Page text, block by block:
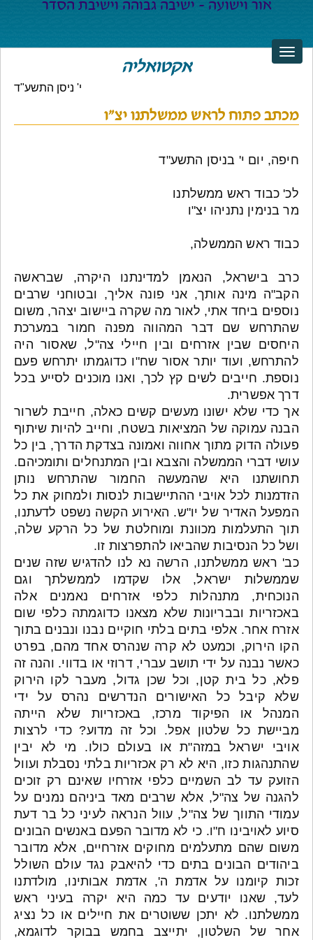
אקטואליה
י' ניסן התשע"ד
מכתב פתוח לראש ממשלתנו יצ"ו
חיפה, יום י' בניסן התשע"ד
לכ' כבוד ראש ממשלתנו
מר בנימין נתניהו יצ"ו
כבוד ראש הממשלה,
כרב בישראל, הנאמן למדינתנו היקרה, שבראשה
הקב"ה מינה אותך, אני פונה אליך, ובטוחני שרבים
נוספים ביחד אתי, לאור מה שקרה ביישוב יצהר, משום
שהתרחש שם דבר המהווה מפנה חמור במערכת
היחסים שבין אזרחים ובין חיילי צה"ל, שאסור היה
להתרחש, ועוד יותר אסור שח"ו כדוגמתו יתרחש פעם
נוספת. חייבים לשים קץ לכך, ואנו מוכנים לסייע בכל
דרך אפשרית.
אך כדי שלא ישונו מעשים קשים כאלה, חייבת לשרור
הבנה עמוקה של המציאות בשטח, וחייב להיות שיתוף
פעולה הדוק מתוך אחווה ואמונה בצדקת הדרך, בין כל
עושי דברי הממשלה והצבא ובין המתנחלים ותומכיהם.
תחושתנו היא שהמעשה החמור שהתרחש נותן
הזדמנות לכל אויבי ההתיישבות לנסות ולמחוק את כל
המפעל האדיר של יו"ש. האירוע הקשה נשפט לדעתנו,
תוך התעלמות מכוונת ומוחלטת של כל הרקע שלה,
ושל כל הנסיבות שהביאו להתפרצות זו.
כב' ראש ממשלתנו, הרשה נא לנו להדגיש שזה שנים
שממשלות ישראל, אלו שקדמו לממשלתך וגם
הנוכחית, מתנהלות כלפי אזרחים נאמנים אלה
באכזריות ובבריונות שלא מצאנו כדוגמתה כלפי שום
אזרח אחר. אלפי בתים בלתי חוקיים נבנו ונבנים בתוך
הקו הירוק, וכמעט לא קרה שנהרס אחד מהם, בפרט
כאשר נבנה על ידי תושב עברי, דרוזי או בדווי. והנה זה
פלא, כל בית קטן, וכל שכן גדול, מעבר לקו הירוק
שלא קיבל כל האישורים הנדרשים נהרס על ידי
המנהל או הפיקוד מרכז, באכזריות שלא הייתה
מביישת כל שלטון אפל. וכל זה מדוע? כדי לרצות
אויבי ישראל במזה"ת או בעולם כולו. מי לא יבין
שהתנהגות כזו, היא לא רק אכזריות בלתי נסבלת ועוול
הזועק עד לב השמיים כלפי אזרחיו שאינם רק זוכים
להגנה של צה"ל, אלא שרבים מאד ביניהם נמנים על
עמודי התווך של צה"ל, עוול הנראה לעיני כל בר דעת
סיוע לאויבינו ח"ו. כי לא מדובר הפעם באנשים הבונים
משום שהם מתעלמים מחוקים אזרחיים, אלא מדובר
ביהודים הבונים בתים כדי להיאבק נגד עולם השולל
זכות קיומנו על אדמת ה', אדמת אבותינו, מולדתנו
לעד, שאנו יודעים עד כמה היא יקרה בעיני ראש
ממשלתנו. לא יתכן ששוטרים את חיילים או כל נציג
אחר של השלטון, יתייצב בחמש בבוקר לדוגמא,